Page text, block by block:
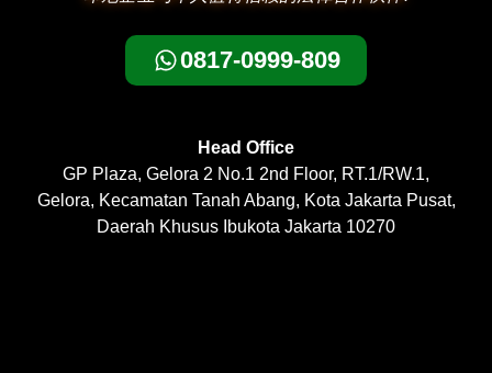
0817-0999-809
Head Office
GP Plaza, Gelora 2 No.1 2nd Floor, RT.1/RW.1,
Gelora, Kecamatan Tanah Abang, Kota Jakarta Pusat,
Daerah Khusus Ibukota Jakarta 10270